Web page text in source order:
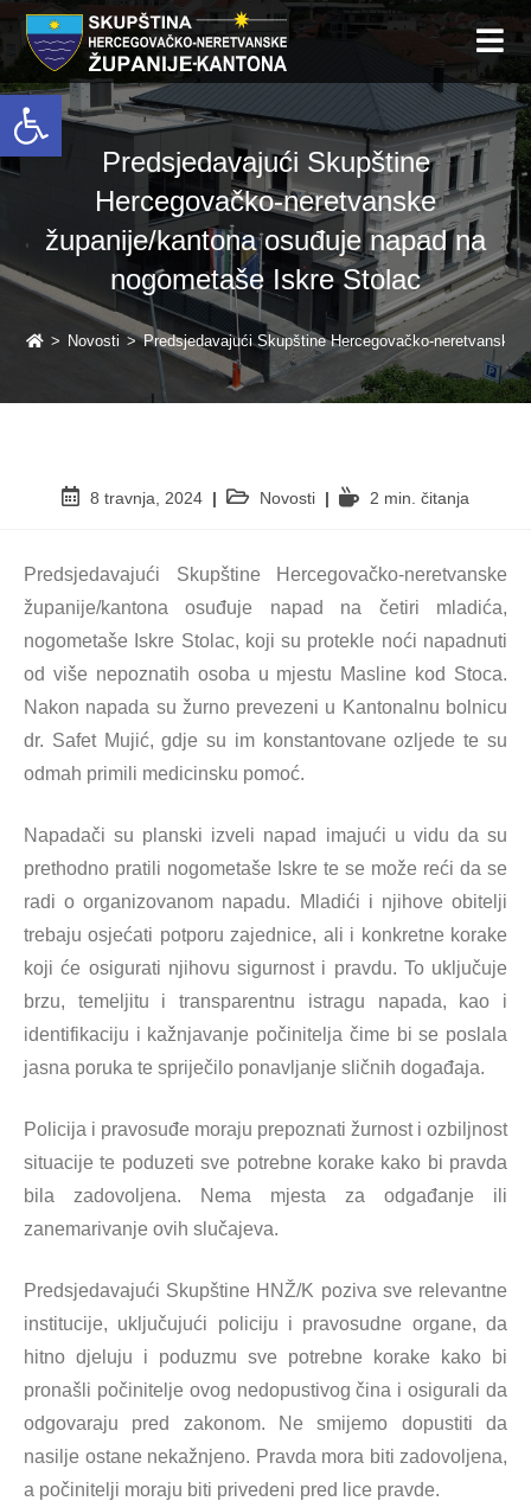
Open toolbar
Predsjedavajući Skupštine
Hercegovačko-neretvanske
županije/kantona osuđuje napad na
nogometaše Iskre Stolac
> Novosti > Predsjedavajući Skupštine Hercegovačko-neretvanske
8 travnja, 2024 Novosti 2 min. čitanja
Predsjedavajući Skupštine Hercegovačko-neretvanske
županije/kantona osuđuje napad na četiri mladića,
nogometaše Iskre Stolac, koji su protekle noći napadnuti
od više nepoznatih osoba u mjestu Masline kod Stoca.
Nakon napada su žurno prevezeni u Kantonalnu bolnicu
dr. Safet Mujić, gdje su im konstantovane ozljede te su
odmah primili medicinsku pomoć.
Napadači su planski izveli napad imajući u vidu da su
prethodno pratili nogometaše Iskre te se može reći da se
radi o organizovanom napadu. Mladići i njihove obitelji
trebaju osjećati potporu zajednice, ali i konkretne korake
koji će osigurati njihovu sigurnost i pravdu. To uključuje
brzu, temeljitu i transparentnu istragu napada, kao i
identifikaciju i kažnjavanje počinitelja čime bi se poslala
jasna poruka te spriječilo ponavljanje sličnih događaja.
Policija i pravosuđe moraju prepoznati žurnost i ozbiljnost
situacije te poduzeti sve potrebne korake kako bi pravda
bila zadovoljena. Nema mjesta za odgađanje ili
zanemarivanje ovih slučajeva.
Predsjedavajući Skupštine HNŽ/K poziva sve relevantne
institucije, uključujući policiju i pravosudne organe, da
hitno djeluju i poduzmu sve potrebne korake kako bi
pronašli počinitelje ovog nedopustivog čina i osigurali da
odgovaraju pred zakonom. Ne smijemo dopustiti da
nasilje ostane nekažnjeno. Pravda mora biti zadovoljena,
a počinitelji moraju biti privedeni pred lice pravde.